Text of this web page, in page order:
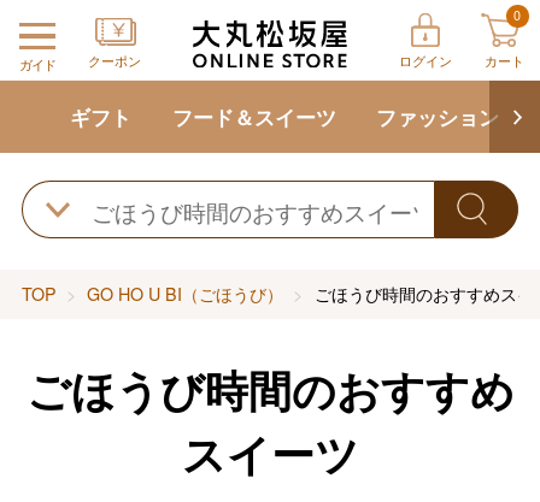
ガイド クーポン ログイン
0
カート
ギフト フード＆スイーツ ファッション
TOP GO HO U BI（ごほうび） ごほうび時間のおすすめスイ
ごほうび時間のおすすめ
スイーツ